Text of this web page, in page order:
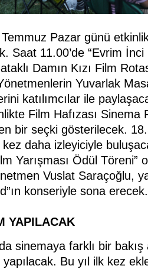
Pazar günü
Saat 11.00’de “Evrim
Damın Kızı Film
Yuvarlak
katılımcılar ile
Film Hafızası
bir seçki gösterilecek.
daha izleyiciyle
Yarışması Ödül Töreni”
Vuslat Saraçoğlu,
konseriyle sona erecek.
YAPILACAK
sinemaya farklı bir bakış
Bu yıl ilk kez